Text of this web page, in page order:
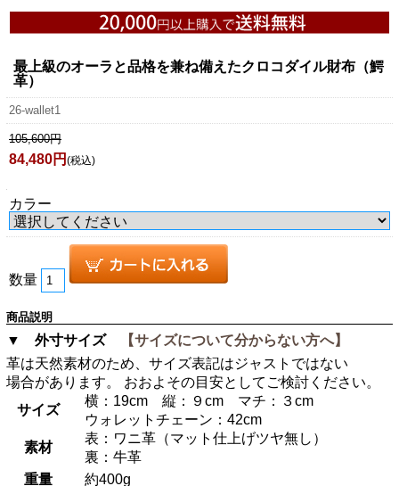
最上級のオーラと品格を兼ね備えたクロコダイル財布（鰐
革）
26-wallet1
105,600円
84,480円 (税込)
カラー
数量
商品説明
▼ 外寸サイズ
【サイズについて分からない方へ】
革は天然素材のため、サイズ表記はジャストではない
場合があります。 おおよその目安としてご検討ください。
サイズ
横：19cm 縦：９cm マチ：３cm
ウォレットチェーン：42cm
素材
表：ワニ革（マット仕上げツヤ無し）
裏：牛革
重量
約400g